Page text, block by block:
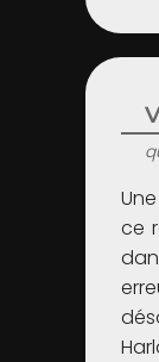
ce